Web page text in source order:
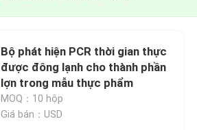
Bộ phát hiện PCR thời gian thực
được đông lạnh cho thành phần
lợn trong mẫu thực phẩm
MOQ：10 hộp
Giá bán：USD